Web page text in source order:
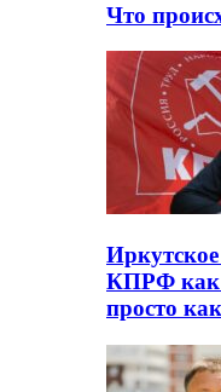
Что
КПРФ как
просто